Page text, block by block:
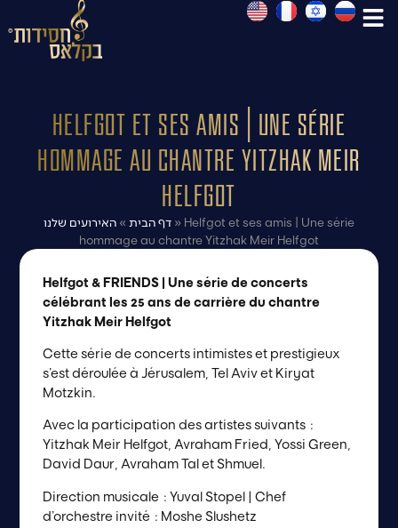
Helfgot et ses amis | Une série
hommage au chantre Yitzhak Meir
Helfgot
דף הבית » האירועים שלנו » Helfgot et ses amis | Une série
hommage au chantre Yitzhak Meir Helfgot
Helfgot & FRIENDS | Une série de concerts
célébrant les 25 ans de carrière du chantre
Yitzhak Meir Helfgot
Cette série de concerts intimistes et prestigieux
s’est déroulée à Jérusalem, Tel Aviv et Kiryat
Motzkin.
Avec la participation des artistes suivants :
Yitzhak Meir Helfgot, Avraham Fried, Yossi Green,
David Daur, Avraham Tal et Shmuel.
Direction musicale : Yuval Stopel | Chef
d’orchestre invité : Moshe Slushetz